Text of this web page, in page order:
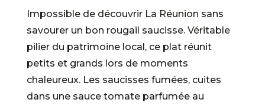
Impossible de découvrir La Réunion sans
savourer un bon rougail saucisse. Véritable
pilier du patrimoine local, ce plat réunit
petits et grands lors de moments
chaleureux. Les saucisses fumées, cuites
dans une sauce tomate parfumée au